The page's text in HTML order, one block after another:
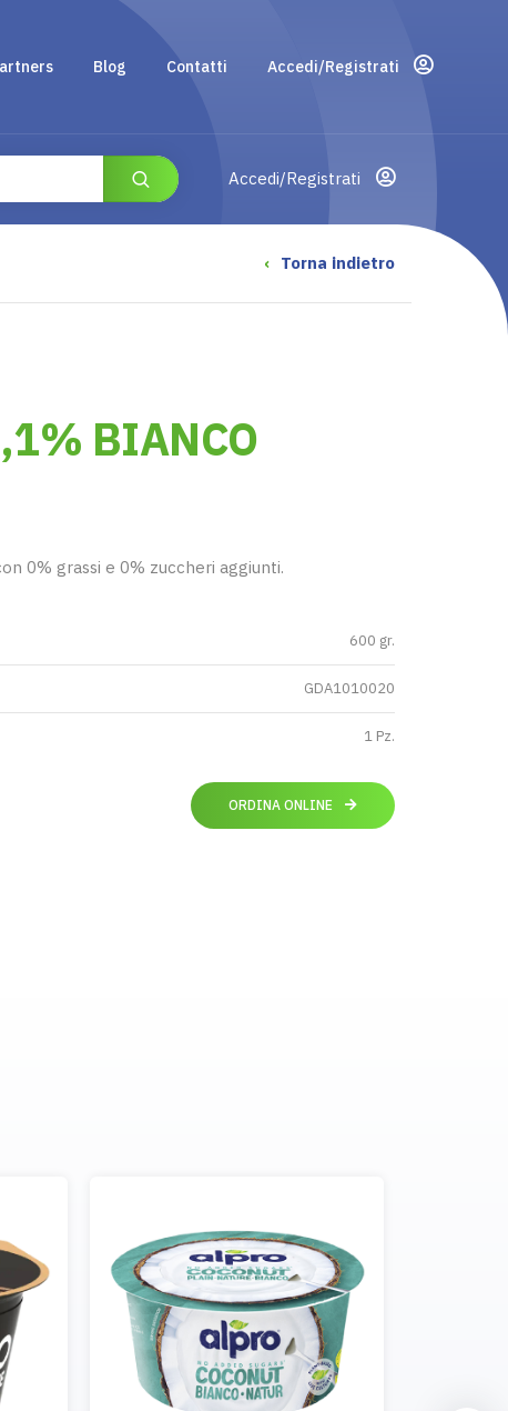
Blog Contatti Accedi/Registrati
Accedi/Registrati
‹ Torna indietro
BIANCO
0% grassi e 0% zuccheri aggiunti.
600 gr.
GDA1010020
1 Pz.
ORDINA ONLINE